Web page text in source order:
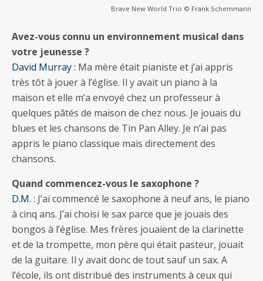
Brave New World Trio © Frank Schemmann
Avez-vous connu un environnement musical dans
votre jeunesse ?
David Murray : Ma mère était pianiste et j’ai appris
très tôt à jouer à l’église. Il y avait un piano à la
maison et elle m’a envoyé chez un professeur à
quelques pâtés de maison de chez nous. Je jouais du
blues et les chansons de Tin Pan Alley. Je n’ai pas
appris le piano classique mais directement des
chansons.
Quand commencez-vous le saxophone ?
D.M. : J’ai commencé le saxophone à neuf ans, le piano
à cinq ans. J’ai choisi le sax parce que je jouais des
bongos à l’église. Mes frères jouaient de la clarinette
et de la trompette, mon père qui était pasteur, jouait
de la guitare. Il y avait donc de tout sauf un sax. A
l’école, ils ont distribué des instruments à ceux qui